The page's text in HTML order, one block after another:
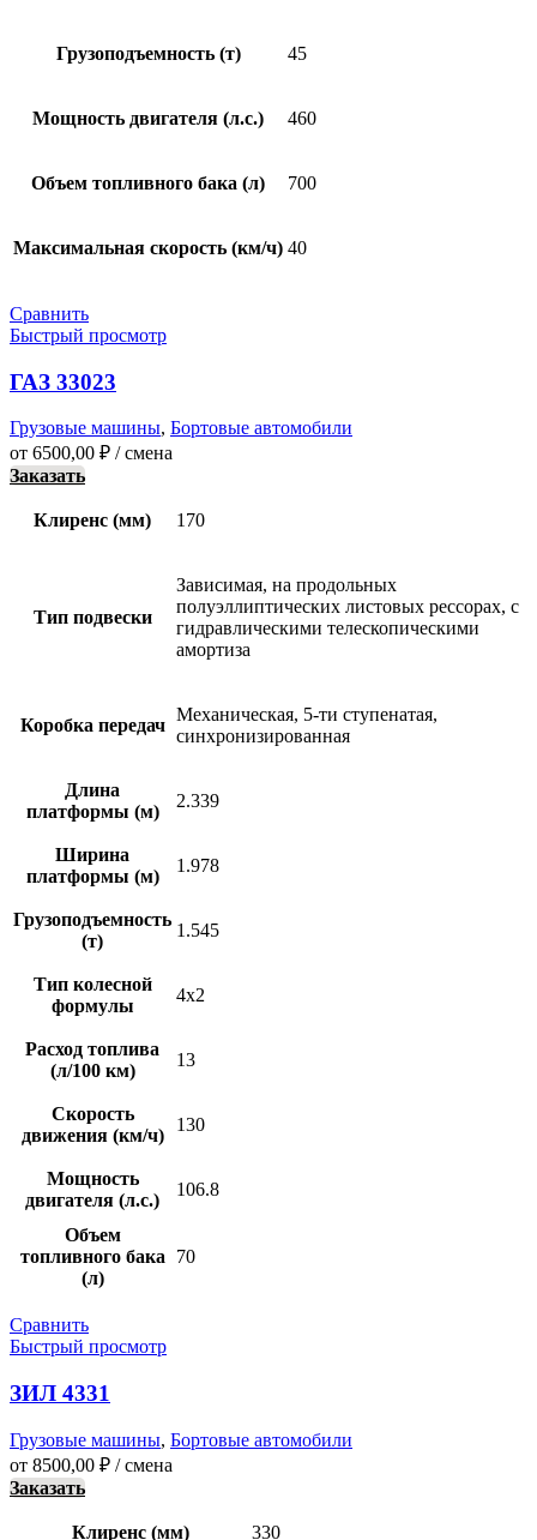
Грузоподъемность (т) 45
Мощность двигателя (л.с.) 460
Объем топливного бака (л) 700
Максимальная скорость (км/ч) 40
Сравнить
Быстрый просмотр
ГАЗ 33023
Грузовые машины, Бортовые автомобили
от 6500,00 ₽ / смена
Заказать
Клиренс (мм) 170
Тип подвески
Зависимая, на продольных
полуэллиптических листовых рессорах, с
гидравлическими телескопическими
амортиза
Коробка передач
Механическая, 5-ти ступенатая,
синхронизированная
Длина
платформы (м)
2.339
Ширина
платформы (м)
1.978
Грузоподъемность
(т)
1.545
Тип колесной
формулы
4х2
Расход топлива
(л/100 км)
13
Скорость
движения (км/ч)
130
Мощность
двигателя (л.с.)
106.8
Объем
топливного бака
(л)
70
Сравнить
Быстрый просмотр
ЗИЛ 4331
Грузовые машины, Бортовые автомобили
от 8500,00 ₽ / смена
Заказать
Клиренс (мм) 330